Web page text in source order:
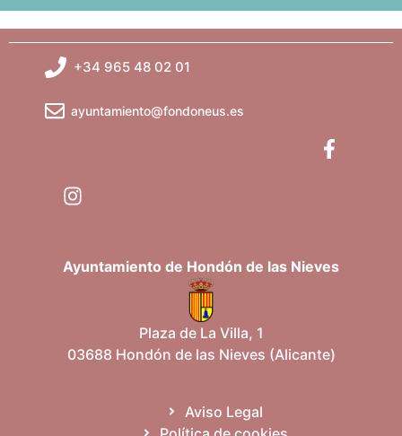
+34 965 48 02 01
ayuntamiento@fondoneus.es
Ayuntamiento de Hondón de las Nieves
Plaza de La Villa, 1
03688 Hondón de las Nieves (Alicante)
Aviso Legal